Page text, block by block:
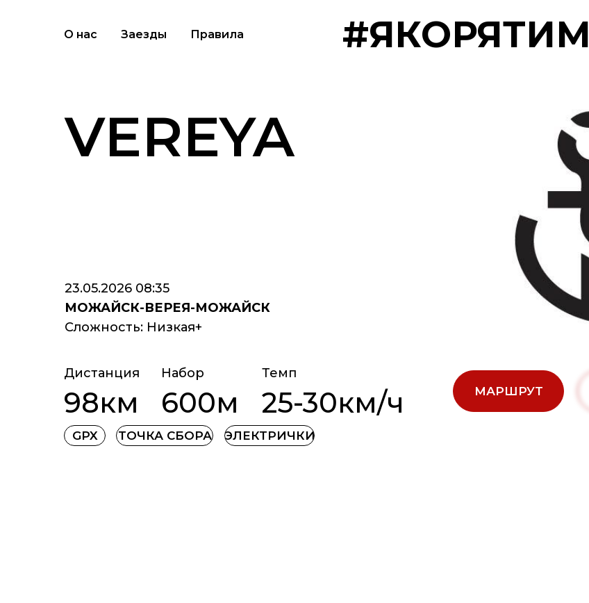
#ЯКОРЯТИМ
О нас Заезды Правила
VEREYA
23.05.2026 08:35
МОЖАЙСК-ВЕРЕЯ-МОЖАЙСК
Сложность: Низкая+
98км
Дистанция
600м
Набор
25-30км/ч
Темп
МАРШРУТ
GPX ЭЛЕКТРИЧКИ
ТОЧКА СБОРА